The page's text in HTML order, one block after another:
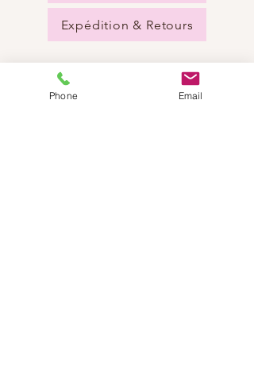
Expédition & Retours
Phone Email